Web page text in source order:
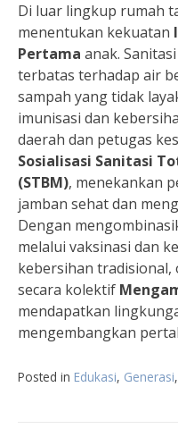
Di luar lingkup rumah
menentukan kekuatan
Pertama anak.
terbatas terhadap air
sampah yang tidak
imunisasi dan
daerah dan petugas
Sosialisasi Sanitasi
(STBM), menekankan
jamban sehat dan
Dengan
melalui vaksinasi dan
kebersihan
secara kolektif
mendapatkan
mengembangkan
Posted in Edukasi, Generasi,